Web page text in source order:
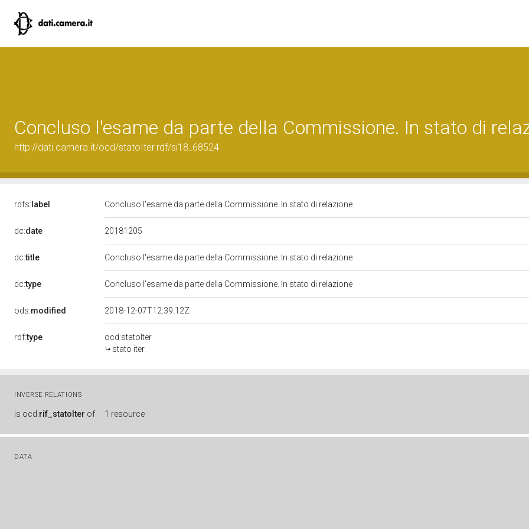
Concluso l'esame da parte della Commissione. In stato di
http://dati.camera.it/ocd/statoIter.rdf/si18_68524
rdfs: label Concluso l'esame da parte della Commissione. In stato di relazione
dc:date 20181205
dc:title Concluso l'esame da parte della Commissione. In stato di relazione
dc:type Concluso l'esame da parte della Commissione. In stato di relazione
ods:modified 2018-12-07T12:39:12Z
rdf:type
ocd:statoIter
stato iter
INVERSE RELATIONS
is ocd:rif_statoIter of 1 resource
DATA